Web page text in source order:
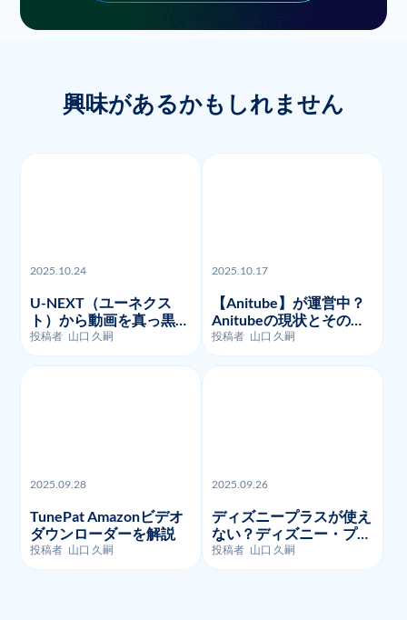
興味があるかもしれません
2025.10.24
U-NEXT（ユーネクス
ト）から動画を真っ黒な
く画面録画・ダウンロー
ドする方法を徹底的に解
説
投稿者 山口 久嗣
2025.10.17
【Anitube】が運営中？
Anitubeの現状とその代
わりに利用できるサイト
を紹介
投稿者 山口 久嗣
2025.09.28
TunePat Amazonビデオ
ダウンローダーを解説
投稿者 山口 久嗣
2025.09.26
ディズニープラスが使え
ない？ディズニー・プラ
スのよくあるエラーコー
ドとそのトラブルシュー
投稿者 山口 久嗣